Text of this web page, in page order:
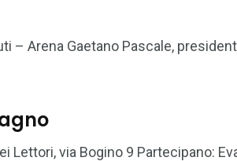
– Arena Gaetano Pascale,
Lettori, via Bogino 9 Partecipano: